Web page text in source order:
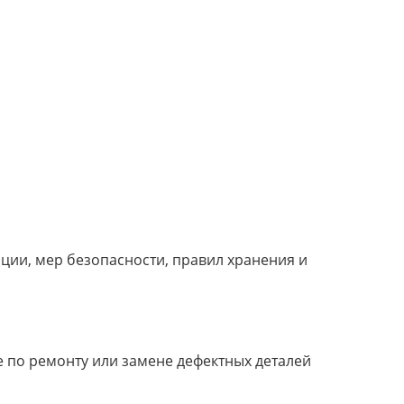
мер безопасности, правил хранения и
по ремонту или замене дефектных деталей